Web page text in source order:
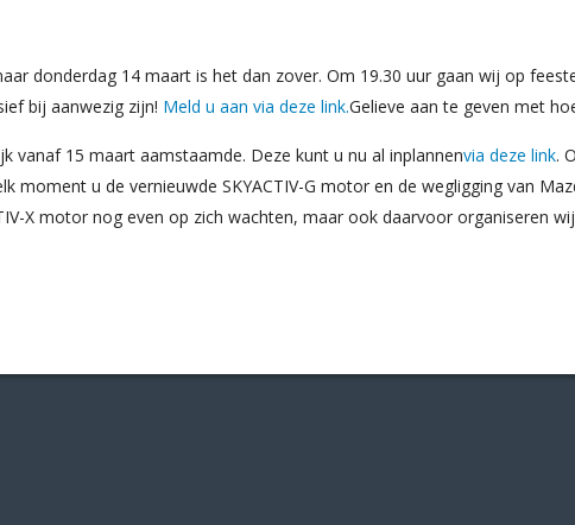
donderdag 14 maart is het dan zover. Om 19.30 uur gaan wij op
bij aanwezig zijn! Meld u aan via deze link.Gelieve aan te geven met
vanaf 15 maart aamstaamde. Deze kunt u nu al inplannenvia deze link.
moment u de vernieuwde SKYACTIV-G motor en de wegligging van
X motor nog even op zich wachten, maar ook daarvoor organiseren